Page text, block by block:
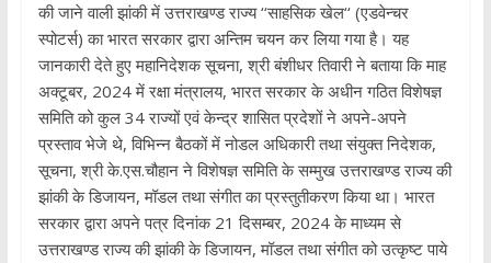
की जाने वाली झांकी में उत्तराखण्ड राज्य ‘‘साहसिक खेल‘‘ (एडवेन्चर
स्पोटर्स) का भारत सरकार द्वारा अन्तिम चयन कर लिया गया है। यह
जानकारी देते हुए महानिदेशक सूचना, श्री बंशीधर तिवारी ने बताया कि माह
अक्टूबर, 2024 में रक्षा मंत्रालय, भारत सरकार के अधीन गठित विशेषज्ञ
समिति को कुल 34 राज्यों एवं केन्द्र शासित प्रदेशों ने अपने-अपने
प्रस्ताव भेजे थे, विभिन्न बैठकों में नोडल अधिकारी तथा संयुक्त निदेशक,
सूचना, श्री के.एस.चौहान ने विशेषज्ञ समिति के सम्मुख उत्तराखण्ड राज्य की
झांकी के डिजायन, मॉडल तथा संगीत का प्रस्तुतीकरण किया था। भारत
सरकार द्वारा अपने पत्र दिनांक 21 दिसम्बर, 2024 के माध्यम से
उत्तराखण्ड राज्य की झांकी के डिजायन, मॉडल तथा संगीत को उत्कृष्ट पाये